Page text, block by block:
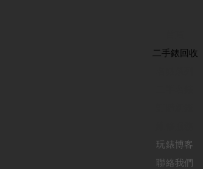
​二手錶回收
玩錶博客
聯絡我們